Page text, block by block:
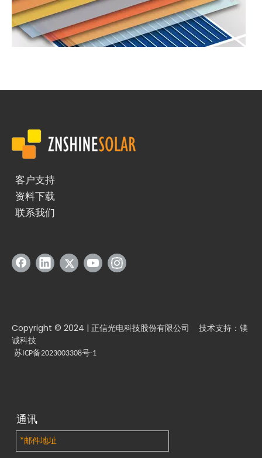
石墨烯被誉为21世纪最具革命性的新材料，因其卓越的性能而被称
客户支持
资料下载
联系我们
Copyright © 2024 | 正信光电科技股份有限公司 技术支持：镁
诚科技
苏ICP备2023003308号-1
通讯